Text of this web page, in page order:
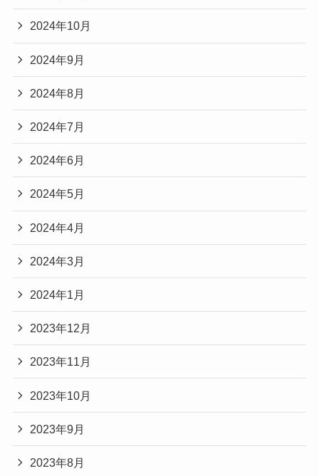
2024年10月
2024年9月
2024年8月
2024年7月
2024年6月
2024年5月
2024年4月
2024年3月
2024年1月
2023年12月
2023年11月
2023年10月
2023年9月
2023年8月